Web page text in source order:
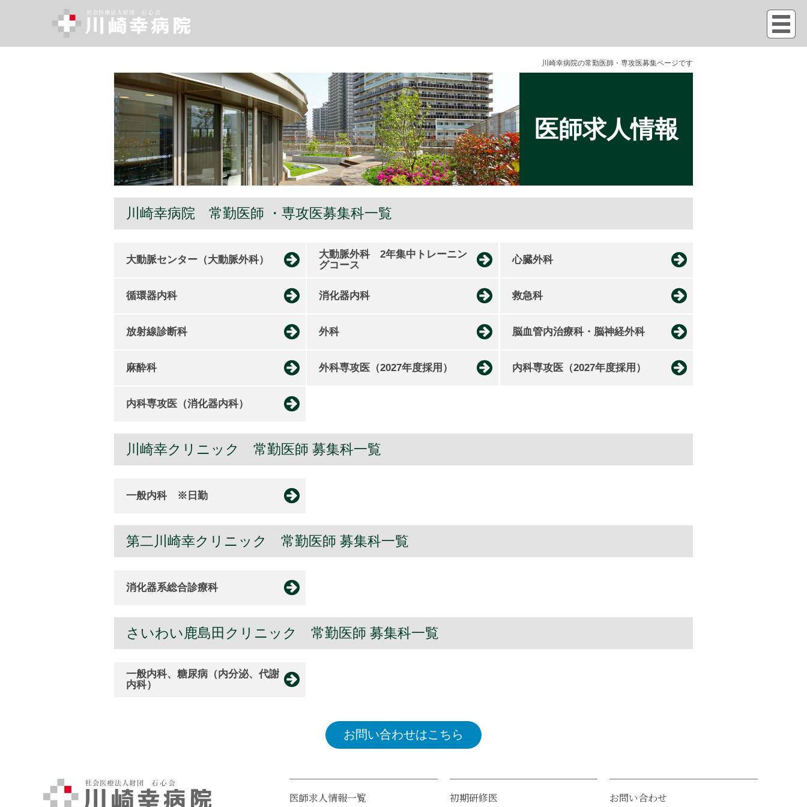
川崎幸病院の常勤医師・専攻医募集ページです
医師求人情報
川崎幸病院 常勤医師 ・専攻医募集科一覧
大動脈センター（大動脈外科）
大動脈外科 2年集中トレーニン
グコース
心臓外科
循環器内科 消化器内科 救急科
放射線診断科 外科 脳血管内治療科・脳神経外科
麻酔科 外科専攻医（2027年度採用） 内科専攻医（2027年度採用）
内科専攻医（消化器内科）
川崎幸クリニック 常勤医師 募集科一覧
一般内科 ※日勤
第二川崎幸クリニック 常勤医師 募集科一覧
消化器系総合診療科
さいわい鹿島田クリニック 常勤医師 募集科一覧
一般内科、糖尿病（内分泌、代謝
内科）
お問い合わせはこちら
医師求人情報一覧 初期研修医 お問い合わせ